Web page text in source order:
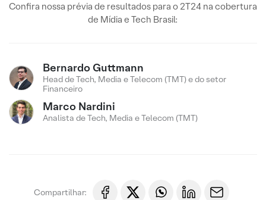
Confira nossa prévia de resultados para o 2T24 na cobertura
de Mídia e Tech Brasil:
Bernardo Guttmann
Head de Tech, Media e Telecom (TMT) e do setor
Financeiro
Marco Nardini
Analista de Tech, Media e Telecom (TMT)
Compartilhar: